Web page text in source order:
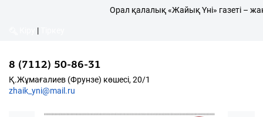
Қалалықтар қаперіне
Орал қалалық «Жайық Үні» газеті –
|
8 (7112) 50-86-31
Қ.Жұмағалиев (Фрунзе) көшесі, 20/1
zhaik_yni@mail.ru